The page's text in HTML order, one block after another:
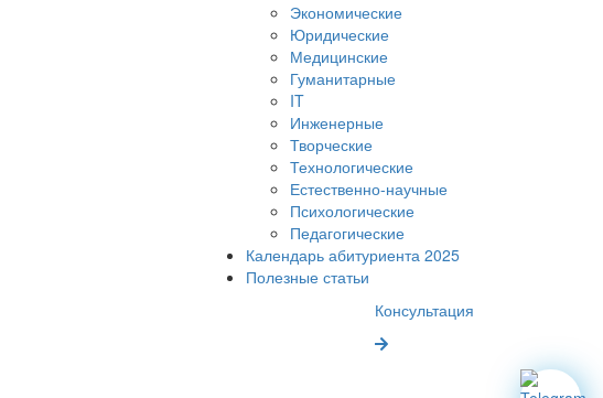
Экономические
Юридические
Медицинские
Гуманитарные
IT
Инженерные
Творческие
Технологические
Естественно-научные
Психологические
Педагогические
Календарь абитуриента 2025
Полезные статьи
Консультация